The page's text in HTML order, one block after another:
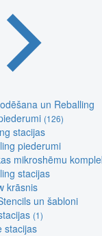
un Reballing
(126)
stacijas
piederumi
mikroshēmu
stacijas
krāsnis
un šabloni
(1)
stacijas